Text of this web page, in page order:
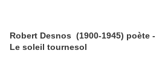
Robert Desnos (1900-1945) poète -
Le soleil tournesol